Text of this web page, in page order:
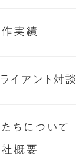
作実績
ラ イ ア ン ト 対談
た ち に つ いて
社概要